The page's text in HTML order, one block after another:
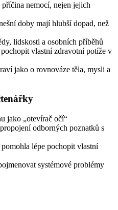
nemocí, nejen jejich
doby mají hlubší dopad, než
lidskosti a osobních příběhů
vlastní zdravotní potíže v
jako o rovnováze těla, mysli a
jako „otevírač očí“
odborných poznatků s
lépe pochopit vlastní
systémové problémy